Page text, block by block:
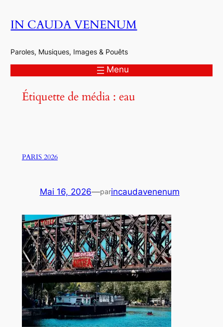
auIN CAUDA VENENUM
Paroles, Musiques, Images & Pouêts
Menu
Étiquette de média : eau
PARIS 2026
Mai 16, 2026—parincaudavenenum